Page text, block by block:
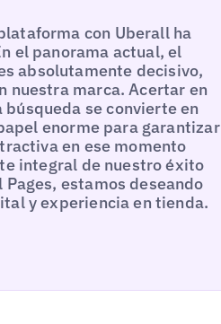
con Uberall ha
el panorama actual, el
absolutamente decisivo,
nuestra marca. Acertar en
se convierte en
enorme para garantizar
en ese momento
integral de nuestro éxito
estamos deseando
y experiencia en tienda.